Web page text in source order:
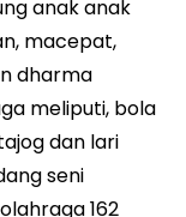
anak anak
macepat,
dharma
meliputi, bola
dan lari
seni
162